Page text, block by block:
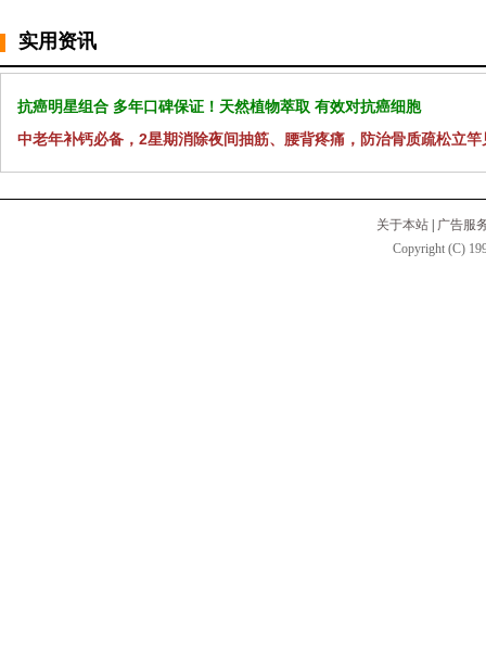
实用资讯
抗癌明星组合 多年口碑保证！天然植物萃取 有效对抗癌细胞
中老年补钙必备，2星期消除夜间抽筋、腰背疼痛，防治骨质疏松立竿
关于本站
广告服
Copyright (C)